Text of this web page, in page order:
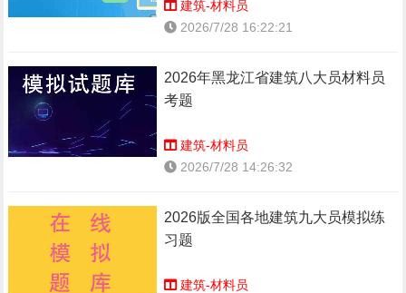
建筑-材料员
2026/7/28 16:22:21
2026年黑龙江省建筑八大员材料员
考题
建筑-材料员
2026/7/28 14:26:32
2026版全国各地建筑九大员模拟练
习题
建筑-材料员